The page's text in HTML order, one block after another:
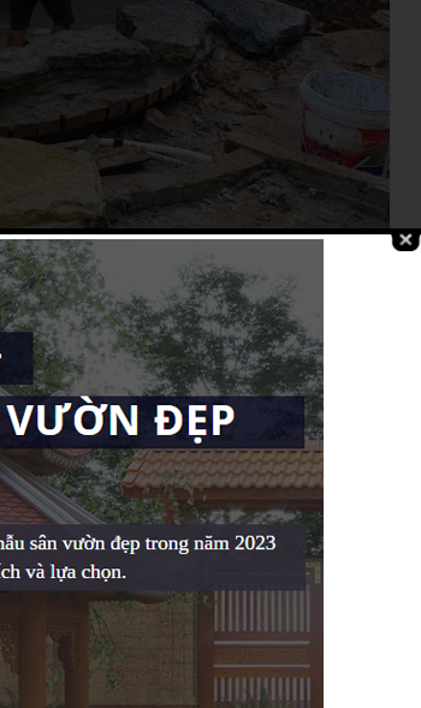
công hồ cá, dù trong nhà hay ngoài sân vườn
diện tích khuôn viên đất nhà bạn.
hoặc bởi những chú cá cảnh đáng yêu. Chính vì
nhất về việc xây dựng hồ cá Koi đạt tiêu chuẩn.